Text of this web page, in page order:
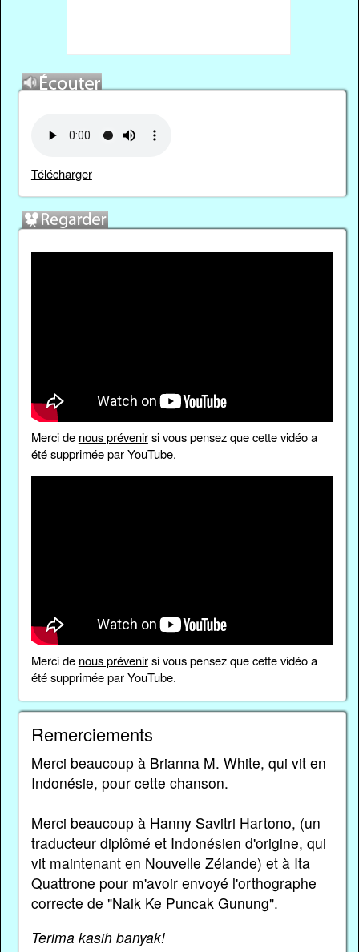
Télécharger
Merci de nous prévenirsi vous pensez que cette vidéo a
été supprimée par YouTube.
Merci de nous prévenirsi vous pensez que cette vidéo a
été supprimée par YouTube.
Remerciements
Merci beaucoup à Brianna M. White, qui vit en
Indonésie, pour cette chanson.
Merci beaucoup à Hanny Savitri Hartono, (un
traducteur diplômé et Indonésien d'origine, qui
vit maintenant en Nouvelle Zélande) et à Ita
Quattrone pour m'avoir envoyé l'orthographe
correcte de "Naik Ke Puncak Gunung".
Terima kasih banyak!